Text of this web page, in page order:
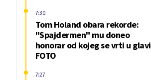
Tom Holand obara rekorde:
"Spajdermen" mu doneo
honorar od kojeg se vrti u glavi
FOTO
7:30
7:27